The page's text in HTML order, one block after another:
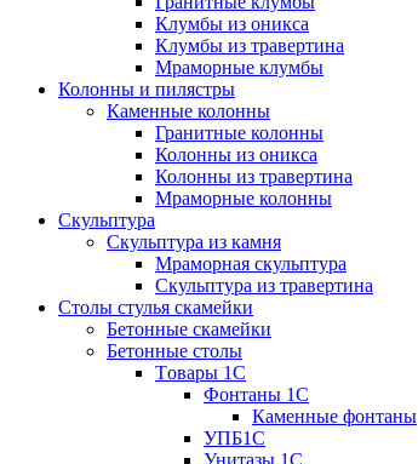
Клумбы из оникса
Клумбы из травертина
Мраморные клумбы
Колонны и пилястры
Каменные колонны
Гранитные колонны
Колонны из оникса
Колонны из травертина
Мраморные колонны
Скульптура
Скульптура из камня
Мраморная скульптура
Скульптура из травертина
Столы стулья скамейки
Бетонные скамейки
Бетонные столы
Tовары 1C
Фонтаны 1C
Каменные фонтаны
УПБ1С
Унитазы 1С